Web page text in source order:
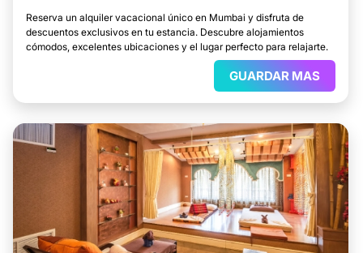
Reserva un alquiler vacacional único en Mumbai y disfruta de
descuentos exclusivos en tu estancia. Descubre alojamientos
cómodos, excelentes ubicaciones y el lugar perfecto para relajarte.
GUARDAR MAS